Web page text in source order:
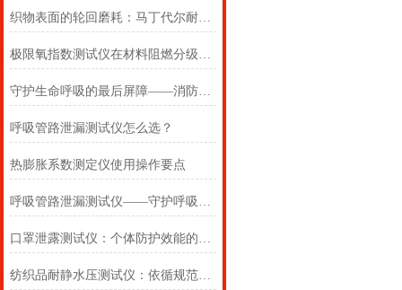
织物表面的轮回磨耗：马丁代尔耐磨仪在多点轨迹与压力恒定下的耐用叙事
极限氧指数测试仪在材料阻燃分级中的浓度边界判定
守护生命呼吸的最后屏障——消防自救呼吸器防护性能测试仪的全面检测
呼吸管路泄漏测试仪怎么选？
热膨胀系数测定仪使用操作要点
呼吸管路泄漏测试仪——守护呼吸类医疗器械安全的精密检测方案
口罩泄露测试仪：个体防护效能的科学评估仪器
纺织品耐静水压测试仪：依循规范，精准测防渗